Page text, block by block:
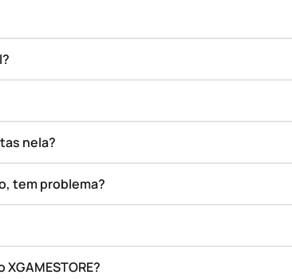
nela?
tem problema?